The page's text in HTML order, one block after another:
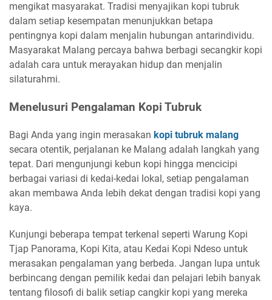
mengikat masyarakat. Tradisi menyajikan kopi tubruk
dalam setiap kesempatan menunjukkan betapa
pentingnya kopi dalam menjalin hubungan antarindividu.
Masyarakat Malang percaya bahwa berbagi secangkir kopi
adalah cara untuk merayakan hidup dan menjalin
silaturahmi.
Menelusuri Pengalaman Kopi Tubruk
Bagi Anda yang ingin merasakan kopi tubruk malang
secara otentik, perjalanan ke Malang adalah langkah yang
tepat. Dari mengunjungi kebun kopi hingga mencicipi
berbagai variasi di kedai-kedai lokal, setiap pengalaman
akan membawa Anda lebih dekat dengan tradisi kopi yang
kaya.
Kunjungi beberapa tempat terkenal seperti Warung Kopi
Tjap Panorama, Kopi Kita, atau Kedai Kopi Ndeso untuk
merasakan pengalaman yang berbeda. Jangan lupa untuk
berbincang dengan pemilik kedai dan pelajari lebih banyak
tentang filosofi di balik setiap cangkir kopi yang mereka